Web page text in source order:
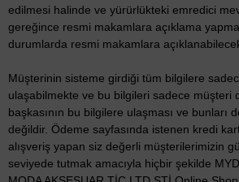
edilmesi halinde ve yürürlükteki emredici
gereğince resmi makamlara açıklama
durumlarda resmi makamlara
Müşterinin sisteme girdiği tüm bilgilere
ulaşabilmekte ve bu bilgileri sadece müşteri
başkasının bu bilgilere ulaşması ve bunları
değildir. Ödeme sayfasında istenen kredi
alışveriş yapan siz değerli müşterilerimizin
seviyede tutmak amacıyla hiçbir şekilde